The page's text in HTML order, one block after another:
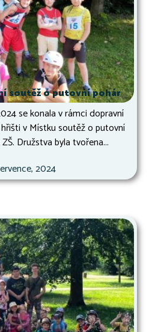
soutěž o putovní pohár
se konala v rámci dopravní
v Místku soutěž o putovní
Družstva byla tvořena...
2024